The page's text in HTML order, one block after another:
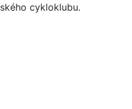
cykloklubu.